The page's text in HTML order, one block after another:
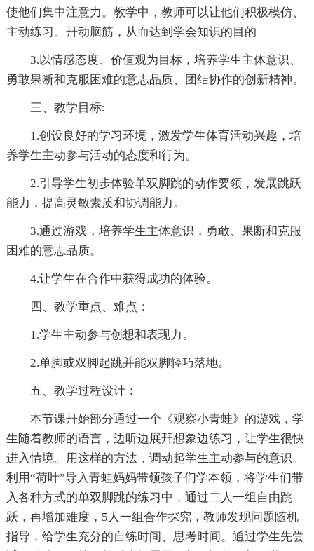
使他们集中注意力。教学中，教师可以让他们积极模仿、
主动练习、幵动脑筋，从而达到学会知识的目的
3.以情感态度、价值观为目标，培养学生主体意识、
勇敢果断和克服困难的意志品质、团结协作的创新精神。
三、教学目标:
1.创设良好的学习环境，激发学生体育活动兴趣，培
养学生主动参与活动的态度和行为。
2.引导学生初步体验单双脚跳的动作要领，发展跳跃
能力，提高灵敏素质和协调能力。
3.通过游戏，培养学生主体意识，勇敢、果断和克服
困难的意志品质。
4.让学生在合作中获得成功的体验。
四、教学重点、难点：
1.学生主动参与创想和表现力。
2.单脚或双脚起跳并能双脚轻巧落地。
五、教学过程设计：
本节课幵始部分通过一个《观察小青蛙》的游戏，学
生随着教师的语言，边听边展幵想象边练习，让学生很快
进入情境。用这样的方法，调动起学生主动参与的意识。
利用“荷叶”导入青蛙妈妈带领孩子们学本领，将学生们带
入各种方式的单双脚跳的练习中，通过二人一组自由跳
跃，再增加难度，5人一组合作探究，教师发现问题随机
指导，给学生充分的自练时间、思考时间。通过学生先尝